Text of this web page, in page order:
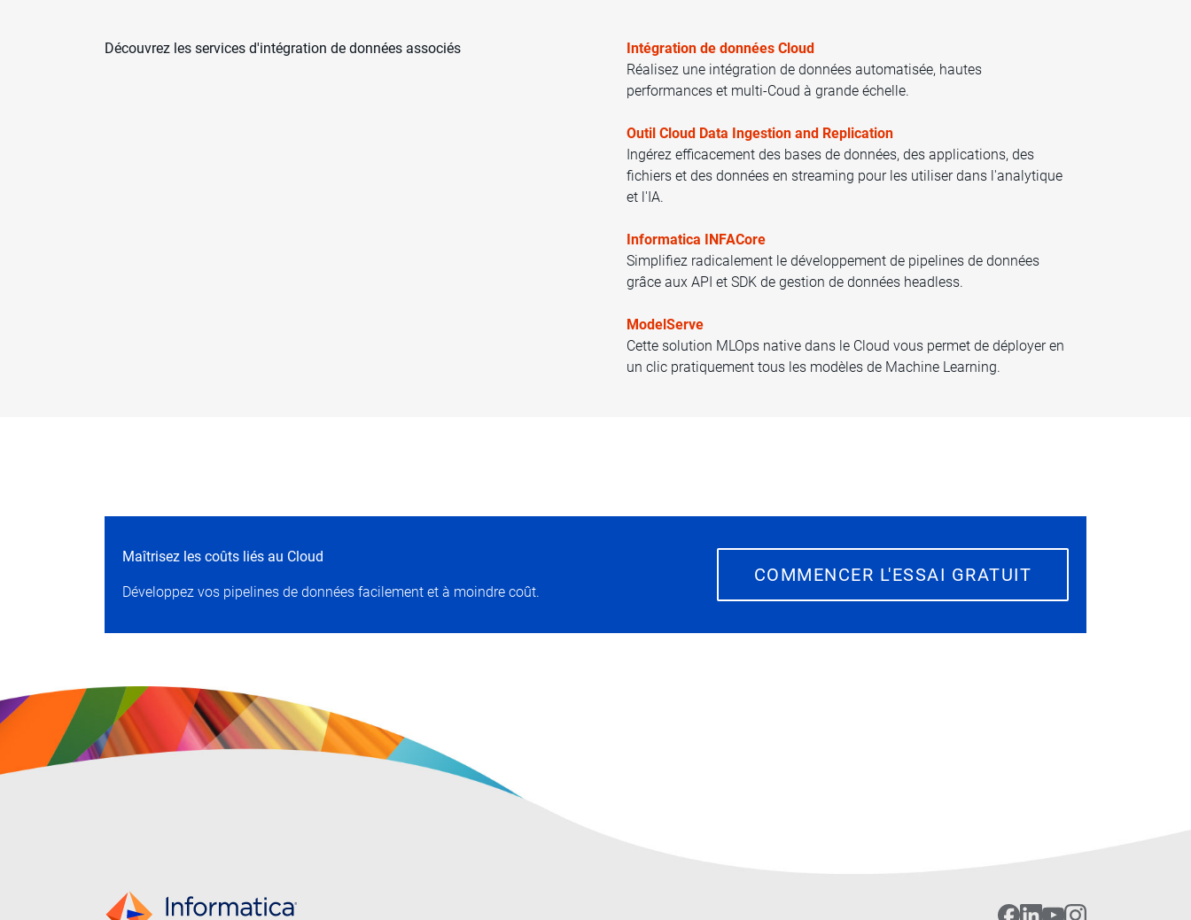
Découvrez les services d'intégration de données associés
Intégration de données Cloud
Réalisez une intégration de données automatisée, hautes
performances et multi-Coud à grande échelle.
Outil Cloud Data Ingestion and Replication
Ingérez efficacement des bases de données, des applications, des
fichiers et des données en streaming pour les utiliser dans l'analytique
et l'IA.
Informatica INFACore
Simplifiez radicalement le développement de pipelines de données
grâce aux API et SDK de gestion de données headless.
ModelServe
Cette solution MLOps native dans le Cloud vous permet de déployer en
un clic pratiquement tous les modèles de Machine Learning.
Maîtrisez les coûts liés au Cloud
Développez vos pipelines de données facilement et à moindre coût.
COMMENCER L'ESSAI GRATUIT